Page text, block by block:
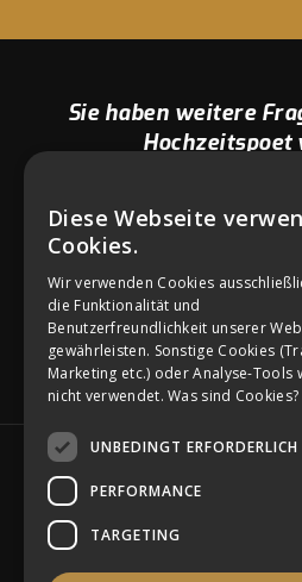
Sie haben weitere
Hochzeitspoet
Wir Hochzeitspoeten sind
euch da. Fragen zu eurer
SOCIAL
Ich will
Diese Webseite
Cookies.
Wir verwenden Cookies
die Funktionalität und
Benutzerfreundlichkeit unserer
gewährleisten. Sonstige Cookies
Marketing etc.) oder Analyse-Tools
nicht verwendet.Was sind Cookies?
UNBEDINGT ERFORDERLICH
PERFORMANCE
TARGETING